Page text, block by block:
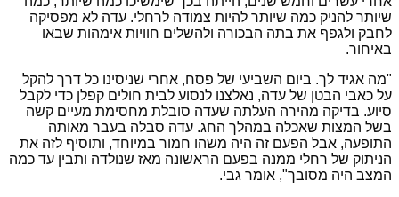
שיותר להניק כמה שיותר להיות צמודה לרחלי. עדה לא מפסיקה
לחבק ולגפף את בתה הבכורה ולהשלים חוויות אימהות שבאו
באיחור.
"מה אגיד לך. ביום השביעי של פסח, אחרי שניסינו כל דרך להקל
על כאבי הבטן של עדה, נאלצנו לנסוע לבית חולים קפלן כדי לקבל
סיוע. בדיקה מהירה העלתה שעדה סובלת מחסימת מעיים קשה
בשל המצות שאכלה במהלך החג. עדה סבלה בעבר מאותה
התופעה, אבל הפעם זה היה משהו חמור במיוחד, ותוסיף לזה את
הניתוק של רחלי ממנה בפעם הראשונה מאז שנולדה ותבין עד כמה
המצב היה מסובך", אומר גבי.